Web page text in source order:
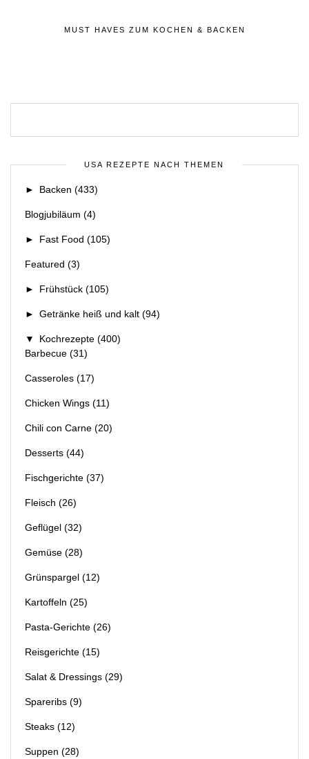
MUST HAVES ZUM KOCHEN & BACKEN
USA REZEPTE NACH THEMEN
► Backen (433)
Blogjubiläum (4)
► Fast Food (105)
Featured (3)
► Frühstück (105)
► Getränke heiß und kalt (94)
▼ Kochrezepte (400)
Barbecue (31)
Casseroles (17)
Chicken Wings (11)
Chili con Carne (20)
Desserts (44)
Fischgerichte (37)
Fleisch (26)
Geflügel (32)
Gemüse (28)
Grünspargel (12)
Kartoffeln (25)
Pasta-Gerichte (26)
Reisgerichte (15)
Salat & Dressings (29)
Spareribs (9)
Steaks (12)
Suppen (28)